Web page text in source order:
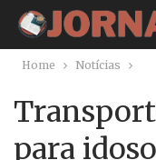
Home Notícias
para